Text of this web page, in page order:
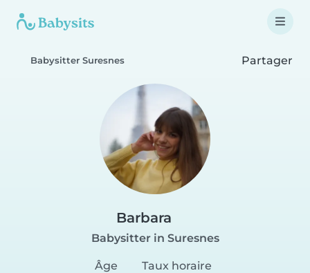
Babysitter Suresnes Partager
Barbara
Babysitter in Suresnes
Âge
Taux horaire